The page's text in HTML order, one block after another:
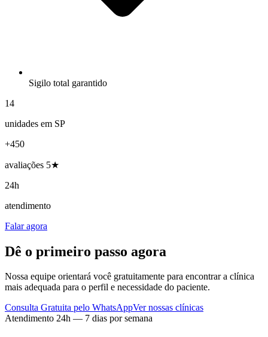
Sigilo total garantido
14
unidades em SP
+450
avaliações 5★
24h
atendimento
Falar agora
Dê o primeiro passo agora
Nossa equipe orientará você gratuitamente para encontrar a clínica
mais adequada para o perfil e necessidade do paciente.
Consulta Gratuita pelo WhatsAppVer nossas clínicas
Atendimento 24h — 7 dias por semana